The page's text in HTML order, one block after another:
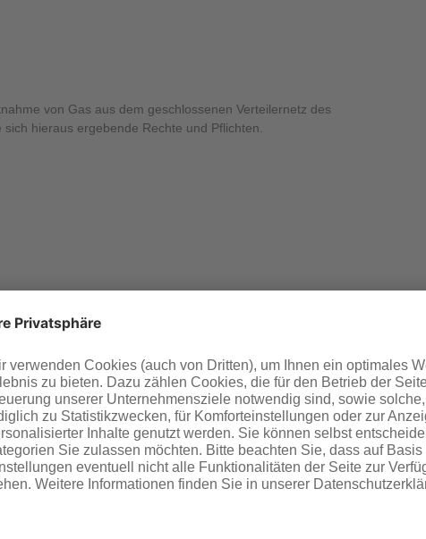
von Gas aus dem geschlossenen Verteilernetz des
hieraus ergebende Rechte und Pflichten.
mit dem Zugang des Netznutzers (bzw. Lieferanten)
des Netzbetreibers.